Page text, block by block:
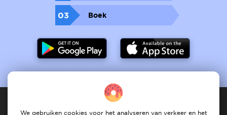
03 Boek
We gebruiken cookies voor het analyseren van verkeer en het